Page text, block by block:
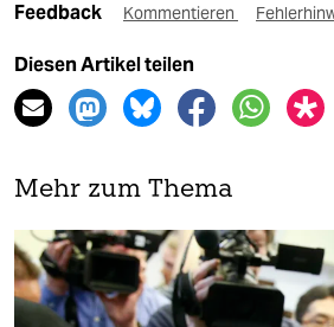
Feedback Kommentieren
Diesen Artikel teilen
Mehr zum Thema